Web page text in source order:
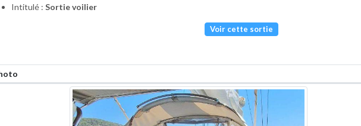
Intitulé :Sortie voilier
Voir cette sortie